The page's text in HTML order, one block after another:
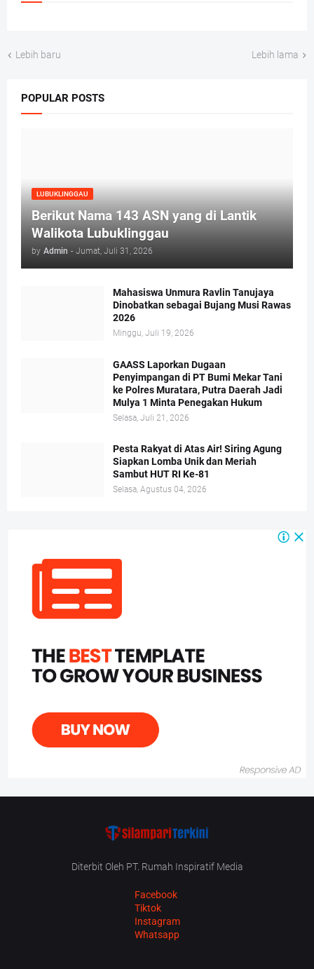
Lebih baru Lebih lama
POPULAR POSTS
LUBUKLINGGAU
Berikut Nama 143 ASN yang di Lantik
Walikota Lubuklinggau
by Admin - Jumat, Juli 31, 2026
Mahasiswa Unmura Ravlin Tanujaya
Dinobatkan sebagai Bujang Musi Rawas
2026
Minggu, Juli 19, 2026
GAASS Laporkan Dugaan
Penyimpangan di PT Bumi Mekar Tani
ke Polres Muratara, Putra Daerah Jadi
Mulya 1 Minta Penegakan Hukum
Selasa, Juli 21, 2026
Pesta Rakyat di Atas Air! Siring Agung
Siapkan Lomba Unik dan Meriah
Sambut HUT RI Ke-81
Selasa, Agustus 04, 2026
Diterbit Oleh PT. Rumah Inspiratif Media
Facebook
Tiktok
Instagram
Whatsapp